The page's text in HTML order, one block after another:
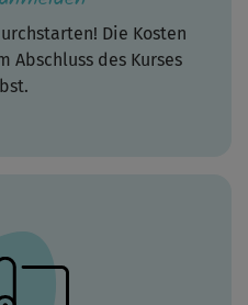
Die Kosten
Abschluss des Kurses